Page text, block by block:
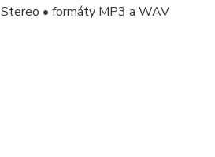
• formáty MP3 a WAV